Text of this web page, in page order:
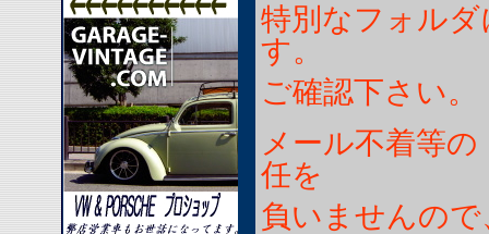
特別なフォルダ
す。
ご確認下さい。
メール不着等
任を
負いませんの